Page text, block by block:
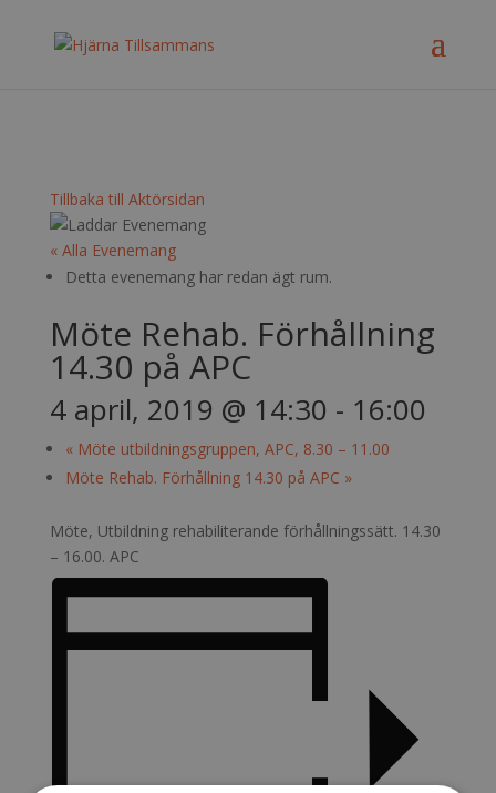
Tillbaka till Aktörsidan
« Alla Evenemang
Detta evenemang har redan ägt rum.
Möte Rehab. Förhållning
14.30 på APC
4 april, 2019 @ 14:30 - 16:00
«Möte utbildningsgruppen, APC, 8.30 – 11.00
Möte Rehab. Förhållning 14.30 på APC »
Möte, Utbildning rehabiliterande förhållningssätt. 14.30
– 16.00. APC